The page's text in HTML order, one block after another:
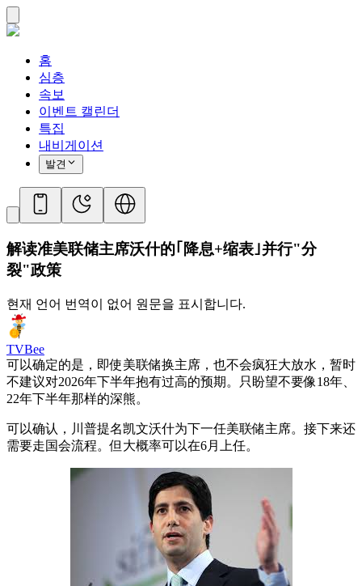
홈
심층
속보
이벤트 캘린더
특집
내비게이션
발견
解读准美联储主席沃什的｢降息+缩表｣并行"分
裂"政策
현재 언어 번역이 없어 원문을 표시합니다.
TVBee
可以确定的是，即使美联储换主席，也不会疯狂大放水，暂时
不建议对2026年下半年抱有过高的预期。只盼望不要像18年、
22年下半年那样的深熊。
可以确认，川普提名凯文沃什为下一任美联储主席。接下来还
需要走国会流程。但大概率可以在6月上任。